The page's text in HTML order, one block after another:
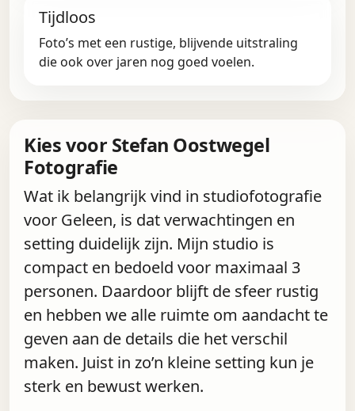
Tijdloos
Foto’s met een rustige, blijvende uitstraling
die ook over jaren nog goed voelen.
Kies voor Stefan Oostwegel
Fotografie
Wat ik belangrijk vind in studiofotografie
voor Geleen, is dat verwachtingen en
setting duidelijk zijn. Mijn studio is
compact en bedoeld voor maximaal 3
personen. Daardoor blijft de sfeer rustig
en hebben we alle ruimte om aandacht te
geven aan de details die het verschil
maken. Juist in zo’n kleine setting kun je
sterk en bewust werken.